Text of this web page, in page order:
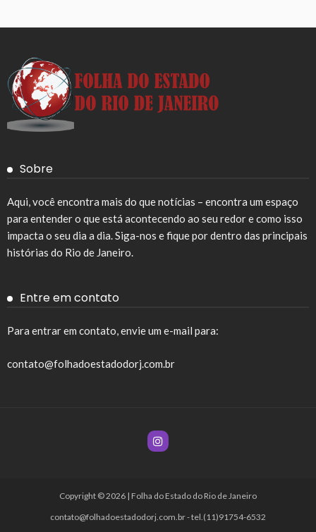
Sobre
Aqui, você encontra mais do que notícias – encontra um espaço
para entender o que está acontecendo ao seu redor e como isso
impacta o seu dia a dia. Siga-nos e fique por dentro das principais
histórias do Rio de Janeiro.
Entre em contato
Para entrar em contato, envie um e-mail para:
contato@folhadoestadodorj.com.br
Copyright © 2026 | Folha do Estado do Rio de Janeiro
contato@folhadoestadodorj.com.br- tel.(11)91754-6532